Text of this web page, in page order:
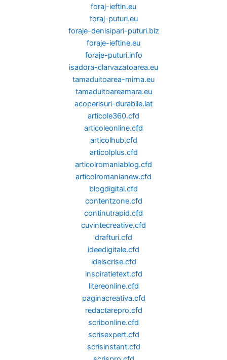
foraj-ieftin.eu
foraj-puturi.eu
foraje-denisipari-puturi.biz
foraje-ieftine.eu
foraje-puturi.info
isadora-clarvazatoarea.eu
tamaduitoarea-mirna.eu
tamaduitoareamara.eu
acoperisuri-durabile.lat
articole360.cfd
articoleonline.cfd
articolhub.cfd
articolplus.cfd
articolromaniablog.cfd
articolromanianew.cfd
blogdigital.cfd
contentzone.cfd
continutrapid.cfd
cuvintecreative.cfd
drafturi.cfd
ideedigitale.cfd
ideiscrise.cfd
inspiratietext.cfd
litereonline.cfd
paginacreativa.cfd
redactarepro.cfd
scribonline.cfd
scrisexpert.cfd
scrisinstant.cfd